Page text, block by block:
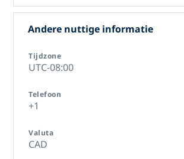
Andere nuttige informatie
Tijdzone
UTC-08:00
Telefoon
+1
Valuta
CAD